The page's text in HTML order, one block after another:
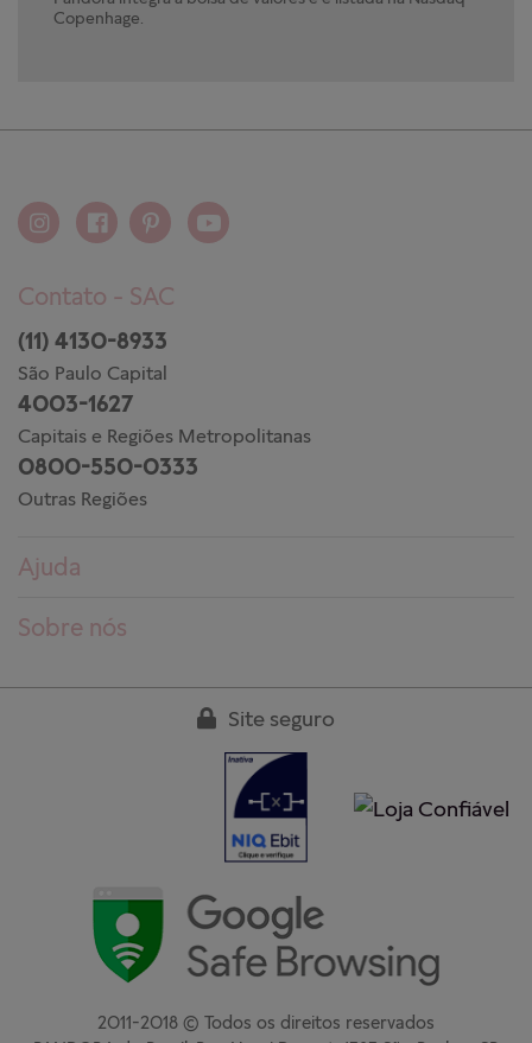
Copenhage.
Ajuda
Entregas
Sobre nós
Contato - SAC
(11) 4130-8933
São Paulo Capital
4003-1627
Capitais e Regiões Metropolitanas
0800-550-0333
Outras Regiões
Site seguro
2011-2018 © Todos os direitos reservados